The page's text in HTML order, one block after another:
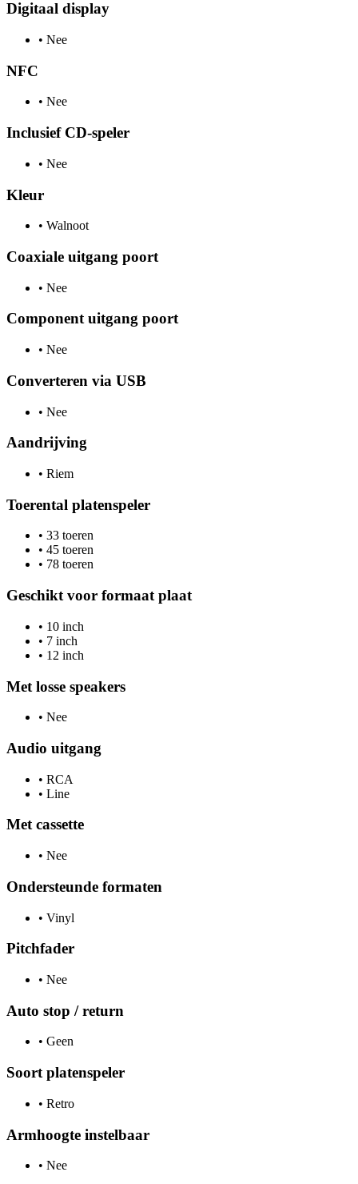
Digitaal display
• Nee
NFC
• Nee
Inclusief CD-speler
• Nee
Kleur
• Walnoot
Coaxiale uitgang poort
• Nee
Component uitgang poort
• Nee
Converteren via USB
• Nee
Aandrijving
• Riem
Toerental platenspeler
• 33 toeren
• 45 toeren
• 78 toeren
Geschikt voor formaat plaat
• 10 inch
• 7 inch
• 12 inch
Met losse speakers
• Nee
Audio uitgang
• RCA
• Line
Met cassette
• Nee
Ondersteunde formaten
• Vinyl
Pitchfader
• Nee
Auto stop / return
• Geen
Soort platenspeler
• Retro
Armhoogte instelbaar
• Nee